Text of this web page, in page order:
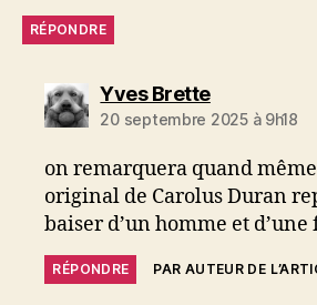
RÉPONDRE
Yves Brettedit :
20 septembre 2025 à 9h18
on remarquera quand
original de Carolus Duran
baiser d’un homme et
RÉPONDRE PAR AUTEUR DE